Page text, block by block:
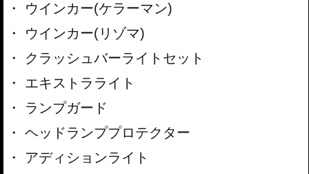
ウインカー(ケラーマン)
ウインカー(リゾマ)
クラッシュバーライトセット
エキストラライト
ランプガード
ヘッドランププロテクター
アディションライト